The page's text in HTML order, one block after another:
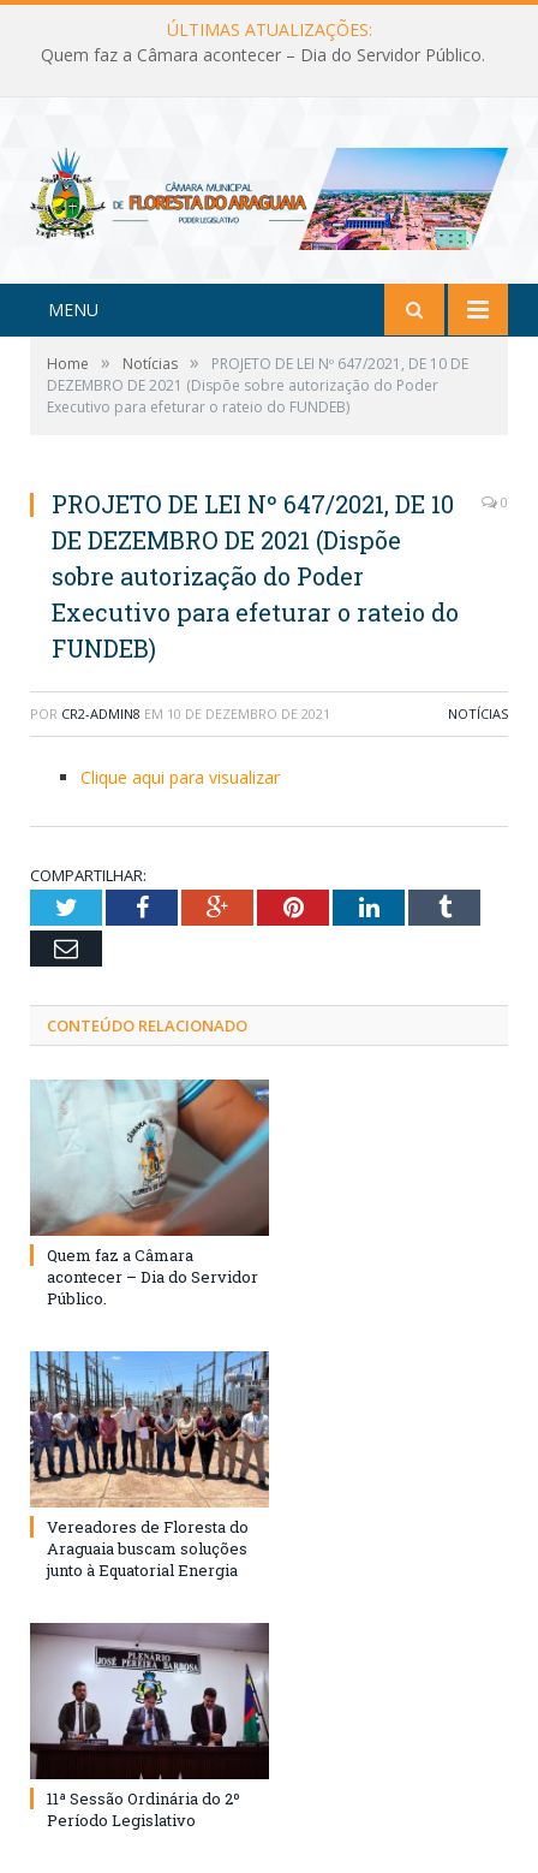
ÚLTIMAS ATUALIZAÇÕES:
Quem faz a Câmara acontecer – Dia do Servidor Público.
MENU
Home » Notícias »
PROJETO DE LEI Nº 647/2021, DE 10 DE
DEZEMBRO DE 2021 (Dispõe sobre autorização do Poder
Executivo para efeturar o rateio do FUNDEB)
PROJETO DE LEI Nº 647/2021, DE 10
DE DEZEMBRO DE 2021 (Dispõe
sobre autorização do Poder
Executivo para efeturar o rateio do
FUNDEB)
0
POR CR2-ADMIN8 EM 10 DE DEZEMBRO DE 2021 NOTÍCIAS
Clique aqui para visualizar
COMPARTILHAR:
TwitterFacebookGoogle+PinterestLinkedInTumblr
Email
CONTEÚDO RELACIONADO
Quem faz a Câmara
acontecer – Dia do Servidor
Público.
Vereadores de Floresta do
Araguaia buscam soluções
junto à Equatorial Energia
11ª Sessão Ordinária do 2º
Período Legislativo